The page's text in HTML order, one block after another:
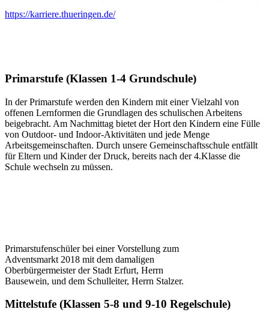
https://karriere.thueringen.de/
Primarstufe (Klassen 1-4 Grundschule)
In der Primarstufe werden den Kindern mit einer Vielzahl von
offenen Lernformen die Grundlagen des schulischen Arbeitens
beigebracht. Am Nachmittag bietet der Hort den Kindern eine Fülle
von Outdoor- und Indoor-Aktivitäten und jede Menge
Arbeitsgemeinschaften. Durch unsere Gemeinschaftsschule entfällt
für Eltern und Kinder der Druck, bereits nach der 4.Klasse die
Schule wechseln zu müssen.
Primarstufenschüler bei einer Vorstellung zum
Adventsmarkt 2018 mit dem damaligen
Oberbürgermeister der Stadt Erfurt, Herrn
Bausewein, und dem Schulleiter, Herrn Stalzer.
Mittelstufe (Klassen 5-8 und 9-10 Regelschule)